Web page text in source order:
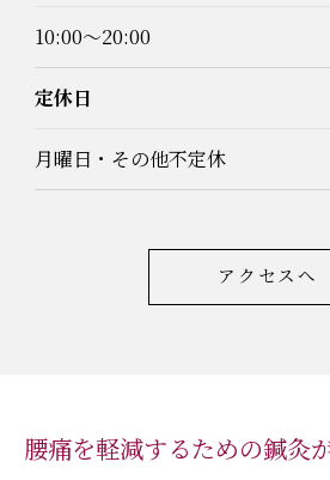
10:00～20:00
定休日
月曜日・その他不定休
アクセスへ
腰痛を軽減するための鍼灸